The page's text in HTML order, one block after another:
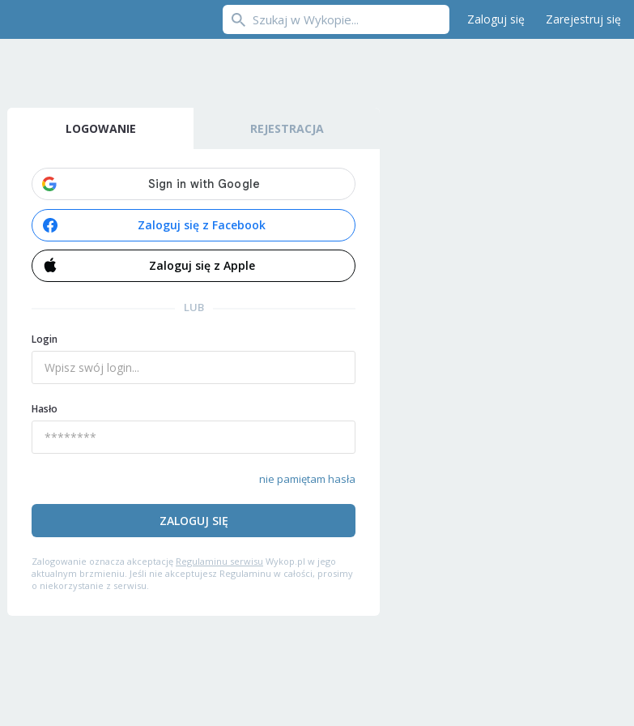
Zaloguj się Zarejestruj się
LOGOWANIE REJESTRACJA
Zaloguj się z Facebook
Zaloguj się z Apple
LUB
Login
Hasło
nie pamiętam hasła
ZALOGUJ SIĘ
Zalogowanie oznacza akceptację Regulaminu serwisu Wykop.pl w jego
aktualnym brzmieniu. Jeśli nie akceptujesz Regulaminu w całości, prosimy
o niekorzystanie z serwisu.